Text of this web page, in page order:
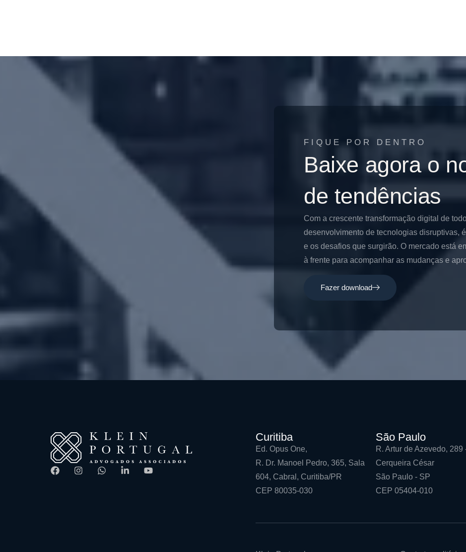
FIQUE POR DENTRO
Baixe agora o
de tendências
Com a crescente transformação digital de
desenvolvimento de tecnologias disruptivas,
e os desafios que surgirão. O mercado está
à frente para acompanhar as mudanças e
Fazer download
Curitiba
Ed. Opus One,
R. Dr. Manoel Pedro, 365, Sala
604, Cabral, Curitiba/PR
CEP 80035-030
São Paulo
R. Artur de Azevedo, 289
Cerqueira César
São Paulo - SP
CEP 05404-010